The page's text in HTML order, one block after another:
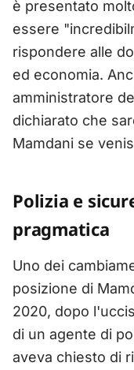
è presentato
essere
rispondere alle
ed economia.
amministratore
dichiarato che
Mamdani se
Polizia e
pragmatica
Uno dei
posizione di
2020, dopo
di un agente di
aveva chiesto di